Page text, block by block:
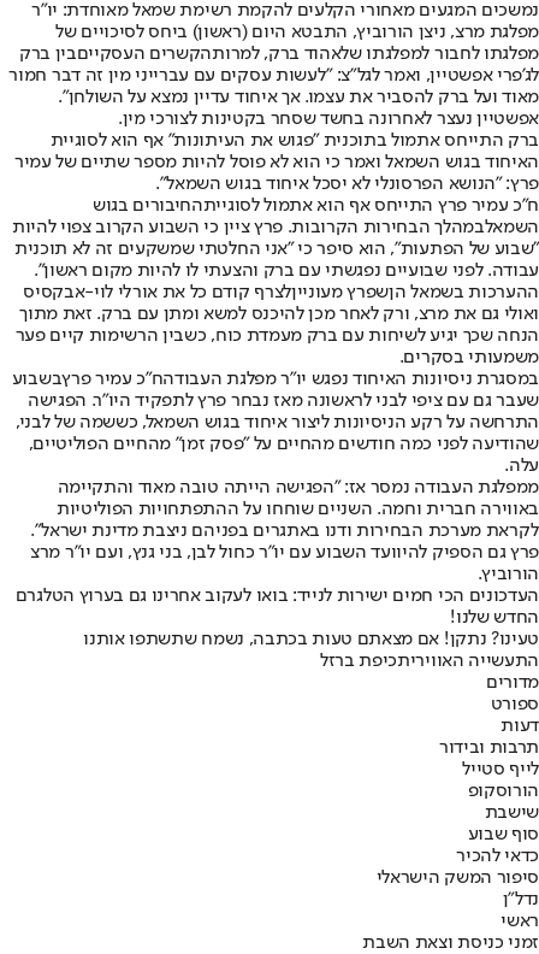
נמשכים המגעים מאחורי הקלעים להקמת רשימת שמאל מאוחדת: יו"ר
מפלגת מרצ, ניצן הורוביץ, התבטא היום (ראשון) ביחס לסיכויים של
מפלגתו לחבור למפלגתו שלאהוד ברק, למרותהקשרים העסקייםבין ברק
לג'פרי אפשטיין, ואמר לגל"צ: "לעשות עסקים עם עברייני מין זה דבר חמור
מאוד ועל ברק להסביר את עצמו. אך איחוד עדיין נמצא על השולחן".
אפשטיין נעצר לאחרונה בחשד שסחר בקטינות לצורכי מין.
ברק התייחס אתמול בתוכנית "פגוש את העיתונות" אף הוא לסוגיית
האיחוד בגוש השמאל ואמר כי הוא לא פוסל להיות מספר שתיים של עמיר
פרץ: "הנושא הפרסונלי לא יסכל איחוד בגוש השמאל".
ח"כ עמיר פרץ התייחס אף הוא אתמול לסוגייתהחיבורים בגוש
השמאלבמהלך הבחירות הקרובות. פרץ ציין כי השבוע הקרוב צפוי להיות
"שבוע של הפתעות", הוא סיפר כי "אני החלטתי שמשקעים זה לא תוכנית
עבודה. לפני שבועיים נפגשתי עם ברק והצעתי לו להיות מקום ראשון".
ההערכות בשמאל הןשפרץ מעונייןלצרף קודם כל את אורלי לוי-אבקסיס
ואולי גם את מרצ, ורק לאחר מכן להיכנס למשא ומתן עם ברק. זאת מתוך
הנחה שכך יגיע לשיחות עם ברק מעמדת כוח, כשבין הרשימות קיים פער
משמעותי בסקרים.
במסגרת ניסיונות האיחוד נפגש יו”ר מפלגת העבודהח״כ עמיר פרץבשבוע
שעבר גם עם ציפי לבני לראשונה מאז נבחר פרץ לתפקיד היו"ר. הפגישה
התרחשה על רקע הניסיונות ליצור איחוד בגוש השמאל, כששמה של לבני,
שהודיעה לפני כמה חודשים מהחיים על "פסק זמן" מהחיים הפוליטיים,
עלה.
ממפלגת העבודה נמסר אז: "הפגישה הייתה טובה מאוד והתקיימה
באווירה חברית וחמה. השניים שוחחו על ההתפתחויות הפוליטיות
לקראת מערכת הבחירות ודנו באתגרים בפניהם ניצבת מדינת ישראל".
פרץ גם הספיק להיוועד השבוע עם יו"ר כחול לבן, בני גנץ, ועם יו"ר מרצ
הורוביץ.
העדכונים הכי חמים ישירות לנייד: בואו לעקוב אחרינו גם בערוץ הטלגרם
החדש שלנו!
טעינו? נתקן! אם מצאתם טעות בכתבה, נשמח שתשתפו אותנו
התעשייה האוויריתכיפת ברזל
מדורים
ספורט
דעות
תרבות ובידור
לייף סטייל
הורוסקופ
שישבת
סוף שבוע
כדאי להכיר
סיפור המשק הישראלי
נדל"ן
ראשי
זמני כניסת וצאת השבת